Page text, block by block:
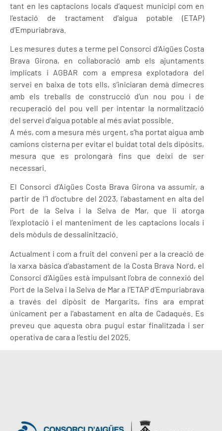
tant en les captacions locals d’aquest municipi com en
l’estació de tractament d’aigua potable (ETAP)
d’Empuriabrava.
Les mesures dutes a terme pel Consorci d’Aigües Costa
Brava Girona, en col·laboració amb els ajuntaments
implicats i AGBAR com a empresa explotadora del
servei en baixa de tots ells, s’iniciaran demà dimecres
amb els treballs de construcció d’un nou pou i de
recuperació del pou vell per intentar la normalització
del servei d’aigua potable al més aviat possible.
A més, com a mesura més urgent, s’ha portat aigua amb
camions cisterna per evitar el buidat total dels dipòsits,
mesura que es prolongarà fins que deixi de ser
necessari.
El Consorci d’Aigües Costa Brava Girona va assumir, a
partir de l’1 d’octubre del 2023, l’abastament en alta del
Port de la Selva i la Selva de Mar, que li atorga
l’explotació i el manteniment de les captacions locals i
dels mòduls de dessalinització.
Actualment i com a fruit del conveni per a la creació de
la xarxa bàsica d’abastament de la Costa Brava Nord, el
Consorci d’Aigües està impulsant l’obra de connexió del
Port de la Selva i la Selva de Mar a l’ETAP d’Empuriabrava
a través del dipòsit de Margarits, fins ara emprat
únicament per a l’abastament en alta de Cadaqués. Es
preveu que aquesta obra pugui estar finalitzada i ser
operativa de cara a l’estiu del 2025.